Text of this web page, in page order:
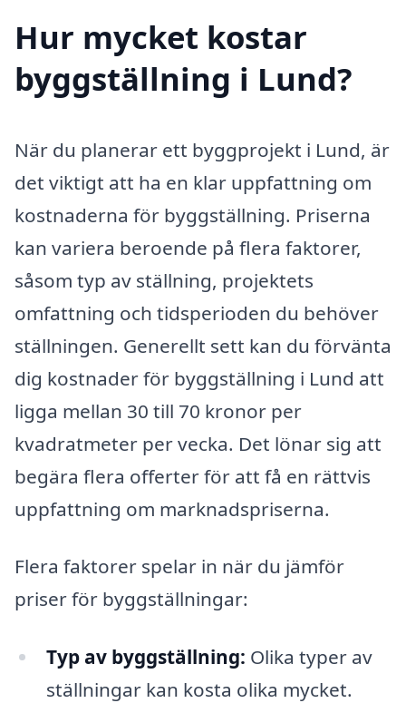
Hur mycket kostar
byggställning i Lund?
När du planerar ett byggprojekt i Lund, är
det viktigt att ha en klar uppfattning om
kostnaderna för byggställning. Priserna
kan variera beroende på flera faktorer,
såsom typ av ställning, projektets
omfattning och tidsperioden du behöver
ställningen. Generellt sett kan du förvänta
dig kostnader för byggställning i Lund att
ligga mellan 30 till 70 kronor per
kvadratmeter per vecka. Det lönar sig att
begära flera offerter för att få en rättvis
uppfattning om marknadspriserna.
Flera faktorer spelar in när du jämför
priser för byggställningar:
Typ av byggställning: Olika typer av
ställningar kan kosta olika mycket.